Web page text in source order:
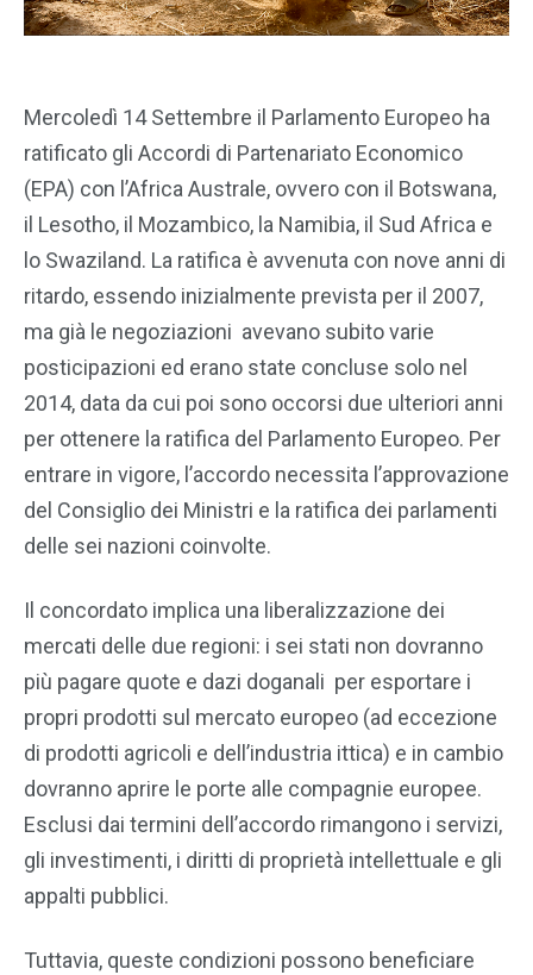
Mercoledì 14 Settembre il Parlamento Europeo ha
ratificato gli Accordi di Partenariato Economico
(EPA) con l’Africa Australe, ovvero con il Botswana,
il Lesotho, il Mozambico, la Namibia, il Sud Africa e
lo Swaziland. La ratifica è avvenuta con nove anni di
ritardo, essendo inizialmente prevista per il 2007,
ma già le negoziazioni avevano subito varie
posticipazioni ed erano state concluse solo nel
2014, data da cui poi sono occorsi due ulteriori anni
per ottenere la ratifica del Parlamento Europeo. Per
entrare in vigore, l’accordo necessita l’approvazione
del Consiglio dei Ministri e la ratifica dei parlamenti
delle sei nazioni coinvolte.
Il concordato implica una liberalizzazione dei
mercati delle due regioni: i sei stati non dovranno
più pagare quote e dazi doganali per esportare i
propri prodotti sul mercato europeo (ad eccezione
di prodotti agricoli e dell’industria ittica) e in cambio
dovranno aprire le porte alle compagnie europee.
Esclusi dai termini dell’accordo rimangono i servizi,
gli investimenti, i diritti di proprietà intellettuale e gli
appalti pubblici.
Tuttavia, queste condizioni possono beneficiare